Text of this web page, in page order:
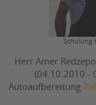
Schulung
Herr Amer
(04.10.2010 -
Autoaufbereitung